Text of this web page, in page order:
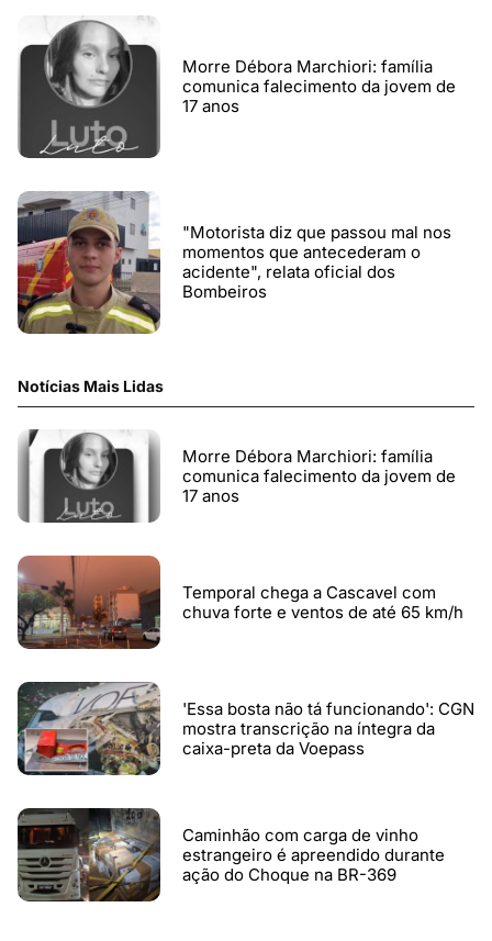
Morre Débora Marchiori: família
comunica falecimento da jovem de
17 anos
"Motorista diz que passou mal nos
momentos que antecederam o
acidente", relata oficial dos
Bombeiros
Notícias Mais Lidas
Morre Débora Marchiori: família
comunica falecimento da jovem de
17 anos
Temporal chega a Cascavel com
chuva forte e ventos de até 65 km/h
'Essa bosta não tá funcionando': CGN
mostra transcrição na íntegra da
caixa-preta da Voepass
Caminhão com carga de vinho
estrangeiro é apreendido durante
ação do Choque na BR-369